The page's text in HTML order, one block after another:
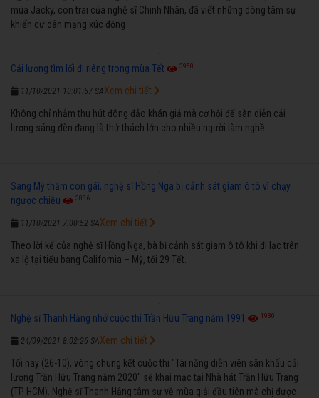
múa Jacky, con trai của nghệ sĩ Chinh Nhân, đã viết những dòng tâm sự
khiến cư dân mạng xúc động
Cải lương tìm lối đi riêng trong mùa Tết 3958
11/10/2021 10:01:57 SA
Không chỉ nhằm thu hút đông đảo khán giả mà cơ hội để sàn diễn cải
lương sáng đèn đang là thử thách lớn cho nhiều người làm nghề
Xem chi tiết
Sang Mỹ thăm con gái, nghệ sĩ Hồng Nga bị cảnh sát giam ô tô vì chạy
ngược chiều
3886
11/10/2021 7:00:52 SA
Theo lời kể của nghệ sĩ Hồng Nga, bà bị cảnh sát giam ô tô khi đi lạc trên
xa lộ tại tiểu bang California – Mỹ, tối 29 Tết.
Xem chi tiết
Nghệ sĩ Thanh Hằng nhớ cuộc thi Trần Hữu Trang năm 1991 1930
24/09/2021 8:02:26 SA
Tối nay (26-10), vòng chung kết cuộc thi "Tài năng diễn viên sân khấu cải
lương Trần Hữu Trang năm 2020" sẽ khai mạc tại Nhà hát Trần Hữu Trang
(TP HCM). Nghệ sĩ Thanh Hằng tâm sự về mùa giải đầu tiên mà chị được
Xem chi tiết